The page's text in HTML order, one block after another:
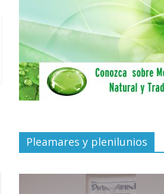
Pleamares y plenilunios